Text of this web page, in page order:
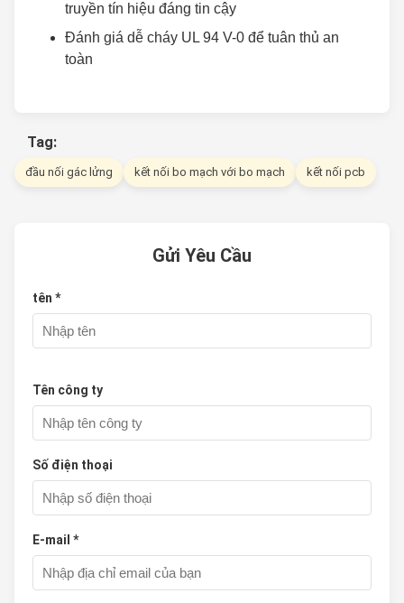
truyền tín hiệu đáng tin cậy
Đánh giá dễ cháy UL 94 V-0 để tuân thủ an
toàn
Tag:
đầu nối gác lửng kết nối bo mạch với bo mạch kết nối pcb
Gửi Yêu Cầu
tên *
Tên công ty
Số điện thoại
E-mail *